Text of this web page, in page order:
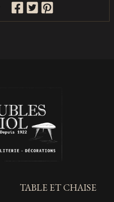
TABLE ET CHAISE